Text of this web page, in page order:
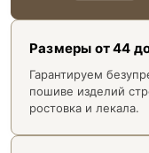
Размеры от 44
Гарантируем
пошиве изделий
ростовка и лекала.